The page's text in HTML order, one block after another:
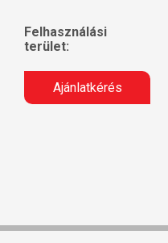
Felhasználási
terület:
Ajánlatkérés